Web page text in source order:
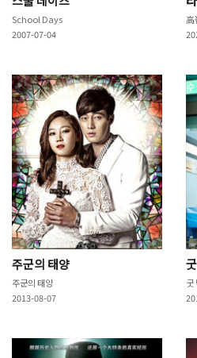
School Days
2007-07-04
高
주군의 태양
주군의 태양
2013-08-07
굿